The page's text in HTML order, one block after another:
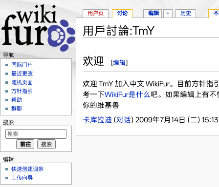
用戶討論:TmY
欢迎 [编辑]
欢迎 TmY 加入中文 WikiFur。目前方针指
考一下WikiFur是什么吧。如果编辑上有
你的维基兽
卡库拉迪 (对话) 2009年7月14日 (二)
用户页 讨论 编辑 + 历史
导航
国际门户
最近更改
随机页面
方针指引
帮助
群聊
搜索
编辑
快速创建词条
上传向导